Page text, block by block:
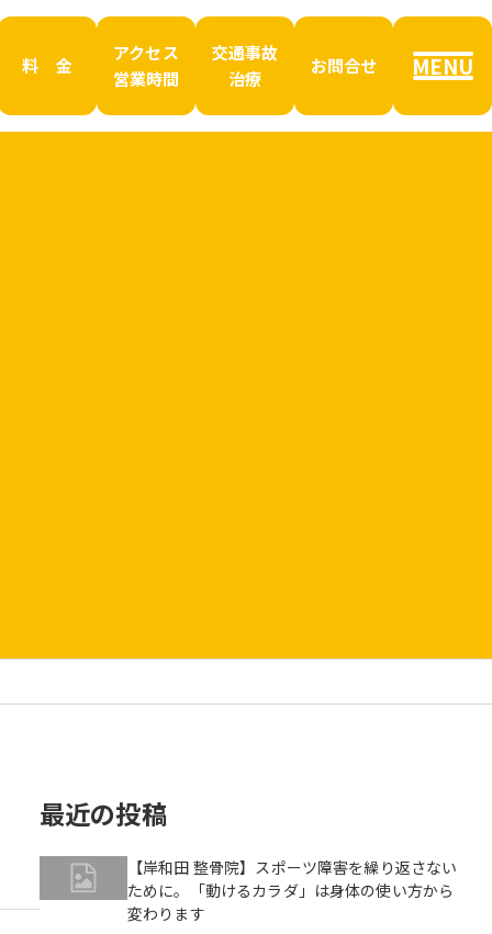
料 金
アクセス
営業時間
交通事故
治療
お問合せ MENU
最近の投稿
【岸和田 整骨院】スポーツ障害を繰り返さない
ために。「動けるカラダ」は身体の使い方から
変わります